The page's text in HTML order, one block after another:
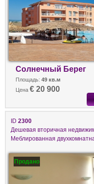
Солнечный Берег
Площадь: 49 кв.м
Цена € 20 900
ID 2300
Дешевая вторичная
Меблированная
Продано